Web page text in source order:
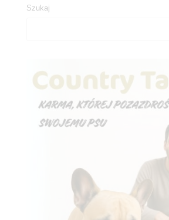
Szukaj